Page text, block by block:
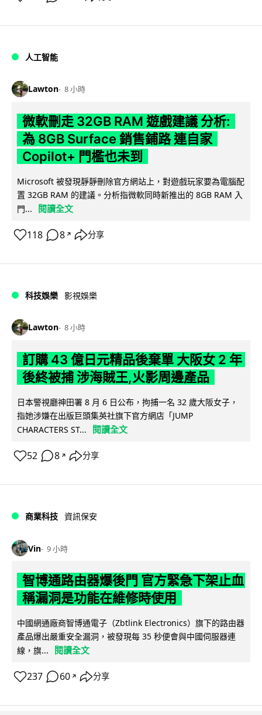
人工智能
Lawton 8 小時
微軟刪走 32GB RAM 遊戲建議 分析:
為 8GB Surface 銷售鋪路 連自家
Copilot+ 門檻也未到
Microsoft 被發現靜靜刪除官方網站上，對遊戲玩家要為電腦配
置 32GB RAM 的建議。分析指微軟同時新推出的 8GB RAM 入
門...
閱讀全文
118 8 ↗ 分享
科技娛樂 影視娛樂
Lawton 8 小時
訂購 43 億日元精品後棄單 大阪女 2 年
後終被捕 涉海賊王,火影周邊產品
日本警視廳神田署 8 月 6 日公布，拘捕一名 32 歲大阪女子，
指她涉嫌在出版巨頭集英社旗下官方網店「JUMP
CHARACTERS ST...
閱讀全文
52 8 ↗ 分享
商業科技 資訊保安
Vin 9 小時
智博通路由器爆後門 官方緊急下架止血
稱漏洞是功能在維修時使用
中國網通廠商智博通電子（Zbtlink Electronics）旗下的路由器
產品爆出嚴重安全漏洞，被發現每 35 秒便會與中國伺服器連
線，旗...
閱讀全文
237 60 ↗ 分享